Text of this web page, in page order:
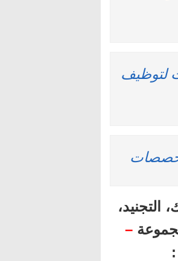
لتوظيف
الجمارك، التجنيد،
–
: